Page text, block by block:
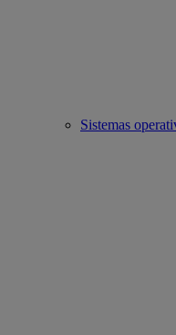
Sistemas